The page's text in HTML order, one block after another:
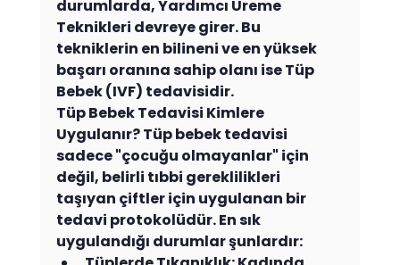
durumlarda, Yardımcı Üreme
Teknikleri devreye girer. Bu
tekniklerin en bilineni ve en yüksek
başarı oranına sahip olanı ise Tüp
Bebek (IVF) tedavisidir.
Tüp Bebek Tedavisi Kimlere
Uygulanır? Tüp bebek tedavisi
sadece "çocuğu olmayanlar" için
değil, belirli tıbbi gereklilikleri
taşıyan çiftler için uygulanan bir
tedavi protokolüdür. En sık
uygulandığı durumlar şunlardır: